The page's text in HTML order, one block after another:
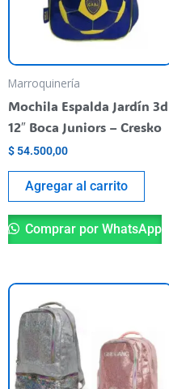
Marroquinería
Mochila Espalda Jardín 3d
12″ Boca Juniors – Cresko
$ 54.500,00
Agregar al carrito
Comprar por WhatsApp